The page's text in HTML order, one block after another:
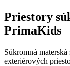
Priestory
PrimaKids
Súkromná
exteriérových